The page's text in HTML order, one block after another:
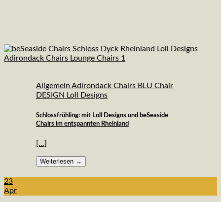
Allgemein Adirondack Chairs BLU Chair
DESIGN Loll Designs
Schlossfrühling: mit Loll Designs und beSeaside
Chairs im entspannten Rheinland
[...]
Weiterlesen →
23
Apr